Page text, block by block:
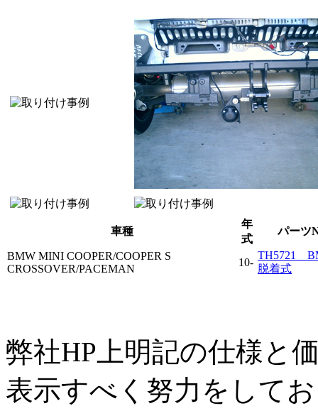
車種
年
式
パーツ
BMW MINI COOPER/COOPER S
CROSSOVER/PACEMAN
10-
TH5721
脱着式
弊社HP上明記の仕様と
表示すべく努力をして